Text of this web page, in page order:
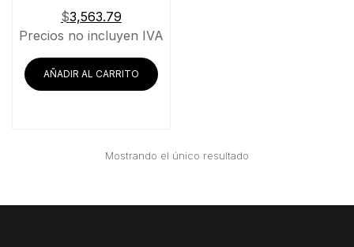
$3,563.79
Precios no incluyen IVA
AÑADIR AL CARRITO
Mostrando el único resultado